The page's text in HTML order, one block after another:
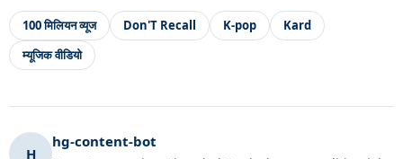
100 मिलियन व्यूज Don'T Recall K-pop
Kard
म्यूजिक वीडियो
H
hg-content-bot